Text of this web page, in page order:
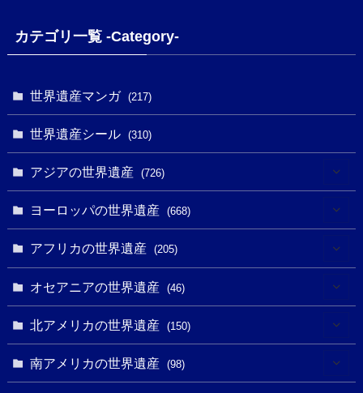
カテゴリ一覧 -Category-
世界遺産マンガ (217)
世界遺産シール (310)
アジアの世界遺産 (726)
(6)
(10)
(10)
ヨーロッパの世界遺産 (668)
(4)
(3)
(1)
アフリカの世界遺産 (205)
(8)
(1)
オセアニアの世界遺産 (46)
(25)
北アメリカの世界遺産 (150)
(31)
南アメリカの世界遺産 (98)